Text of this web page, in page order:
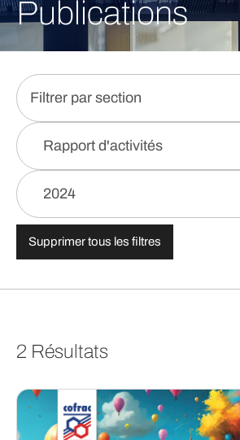
Publications
Filtrer par section
Rapport d'activités
2024
Supprimer tous les filtres
2 Résultats